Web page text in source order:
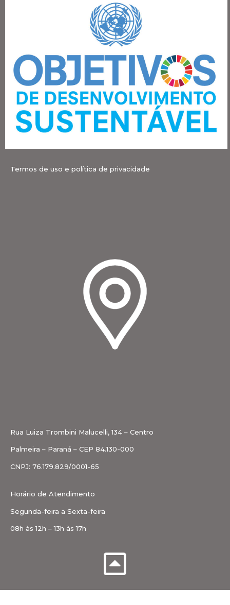
Termos de uso e política de privacidade
Rua Luiza Trombini Malucelli, 134 – Centro
Palmeira – Paraná – CEP 84.130-000
CNPJ: 76.179.829/0001-65
Horário de Atendimento
Segunda-feira a Sexta-feira
08h às 12h – 13h às 17h